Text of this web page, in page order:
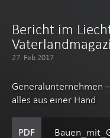
Bericht im
27. Feb 2017
Generalunternehmen –
alles aus einer Hand